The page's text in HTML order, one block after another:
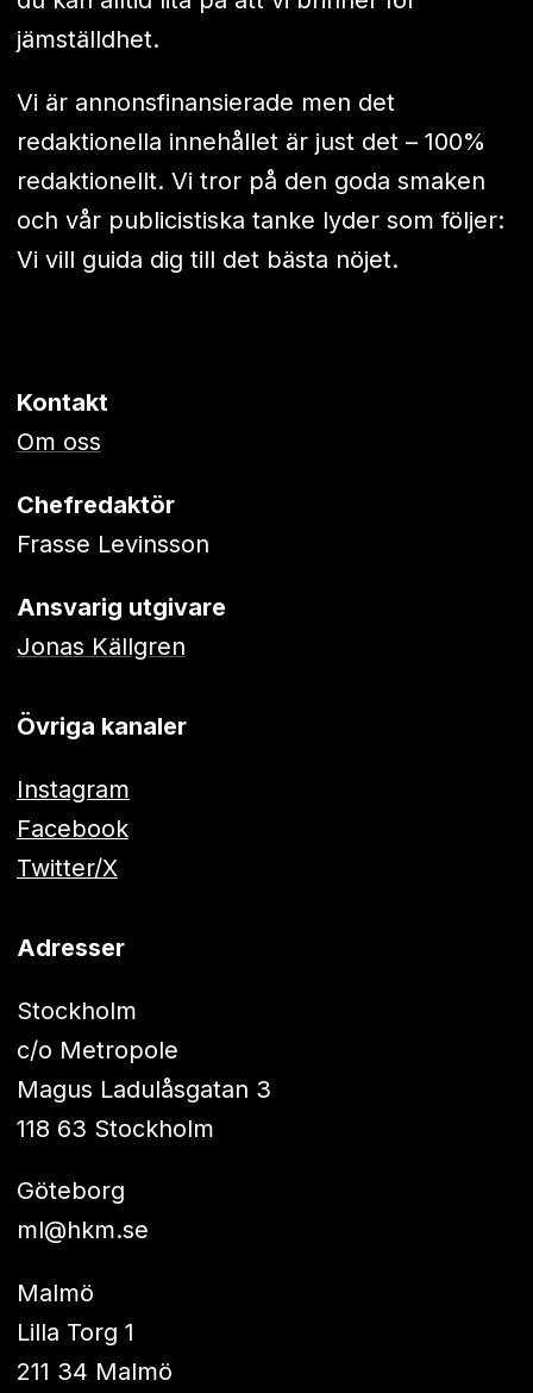
jämställdhet.
Vi är annonsfinansierade men det
redaktionella innehållet är just det – 100%
redaktionellt. Vi tror på den goda smaken
och vår publicistiska tanke lyder som följer:
Vi vill guida dig till det bästa nöjet.
Kontakt
Om oss
Chefredaktör
Frasse Levinsson
Ansvarig utgivare
Jonas Källgren
Övriga kanaler
Instagram
Facebook
Twitter/X
Adresser
Stockholm
c/o Metropole
Magus Ladulåsgatan 3
118 63 Stockholm
Göteborg
ml@hkm.se
Malmö
Lilla Torg 1
211 34 Malmö